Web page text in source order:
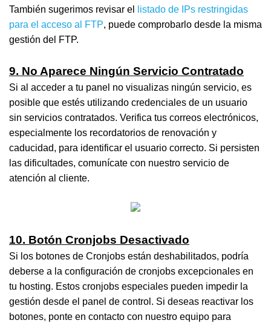
También sugerimos revisar el
listado de IPs restringidas
para el acceso al FTP, puede comprobarlo desde la misma
gestión del FTP.
9. No Aparece Ningún Servicio Contratado
Si al acceder a tu panel no visualizas ningún servicio, es
posible que estés utilizando credenciales de un usuario
sin servicios contratados. Verifica tus correos electrónicos,
especialmente los recordatorios de renovación y
caducidad, para identificar el usuario correcto. Si persisten
las dificultades, comunícate con nuestro servicio de
atención al cliente.
10. Botón Cronjobs Desactivado
Si los botones de Cronjobs están deshabilitados, podría
deberse a la configuración de cronjobs excepcionales en
tu hosting. Estos cronjobs especiales pueden impedir la
gestión desde el panel de control. Si deseas reactivar los
botones, ponte en contacto con nuestro equipo para